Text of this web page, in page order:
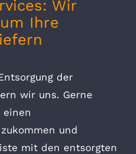
Wir
Ihre
der
wir uns. Gerne
einen
und
mit den entsorgten